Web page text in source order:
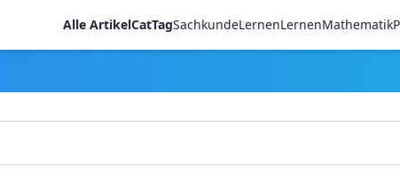
Alle ArtikelCatTagSachkundeLernenLernenMathematik